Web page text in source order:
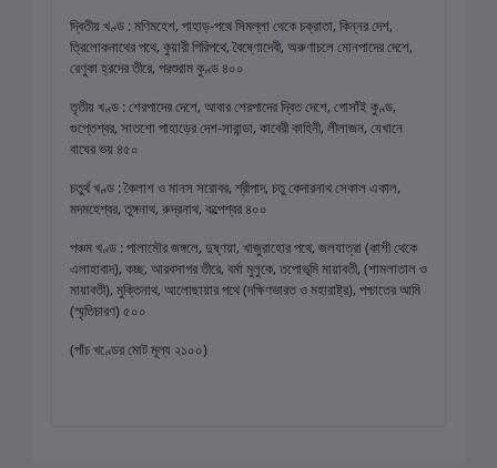
দ্বিতীয় খণ্ড : মণিমহেশ, পাহাড়-পথে সিমল্লা থেকে চক্রাতা, কিন্নর দেশ,
ত্রিলোকনাথের পথে, কুয়ারী গিরিপথে, বৈষ্ণোদেবী, অরুণাচলে মোনপাদের দেশে,
রেণুকা হ্রদের তীরে, পরশুরাম কুণ্ড ৪০০
তৃতীয় খণ্ড : শেরপাদের দেশে, আবার শেরপাদের দ্বিত দেশে, গোসাঁই কুণ্ড,
গুপ্তেশ্বর, সাতশো পাহাড়ের দেশ-সারান্ডা, কাবেরী কাহিনী, লীলাজন, যেখানে
বাঘের ভয় ৪৫০
চতুর্থ খণ্ড : কৈলাশ ও মানস সরোবর, শ্রীপাদ, চতু কেদারনাথ সেকাল একাল,
মদমহেশ্বর, তুঙ্গনাথ, রুদ্রনাথ, কল্পেশ্বর ৪০০
পঞ্চম খণ্ড : পালামৌর জঙ্গলে, দুষ্ণয়া, খাজুরাহোর পথে, জলযাত্রা (কাশী থেকে
এলাহাবাদ), কচ্ছ, আরবসাগর তীরে, বর্মা মুলুকে, তপোভূমি মায়াবতী, (শামলাতাল ও
মায়াবতী), মুক্তিনাথ, আলোছায়ার পথে (দক্ষিণভারত ও মহারাষ্ট্র), পশ্চাতের আমি
(স্মৃতিচারণ) ৫০০
(পাঁচ খণ্ডের মোট মূল্য ২১০০)